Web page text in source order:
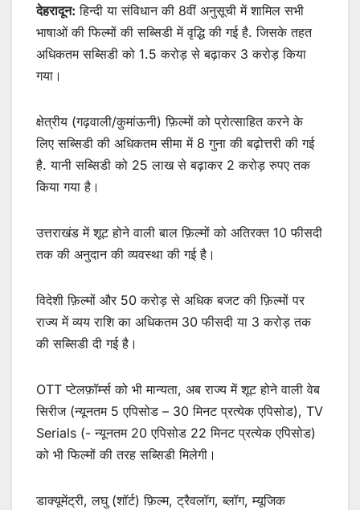
देहरादून: हिन्दी या संविधान की 8वीं अनुसूची में शामिल सभी
भाषाओं की फिल्मों की सब्सिडी में वृद्धि की गई है. जिसके तहत
अधिकतम सब्सिडी को 1.5 करोड़ से बढ़ाकर 3 करोड़ किया
गया।
क्षेत्रीय (गढ़वाली/कुमांऊनी) फ़िल्मों को प्रोत्साहित करने के
लिए सब्सिडी की अधिकतम सीमा में 8 गुना की बढ़ोत्तरी की गई
है. यानी सब्सिडी को 25 लाख से बढ़ाकर 2 करोड़ रुपए तक
किया गया है।
उत्तराखंड में शूट होने वाली बाल फ़िल्मों को अतिरक्त 10 फीसदी
तक की अनुदान की व्यवस्था की गई है।
विदेशी फ़िल्मों और 50 करोड़ से अधिक बजट की फ़िल्मों पर
राज्य में व्यय राशि का अधिकतम 30 फीसदी या 3 करोड़ तक
की सब्सिडी दी गई है।
OTT प्टेलफ़ॉर्म्स को भी मान्यता, अब राज्य में शूट होने वाली वेब
सिरीज (न्यूनतम 5 एपिसोड – 30 मिनट प्रत्येक एपिसोड), TV
Serials (- न्यूनतम 20 एपिसोड 22 मिनट प्रत्येक एपिसोड)
को भी फिल्मों की तरह सब्सिडी मिलेगी।
डाक्यूमेंट्री, लघु (शॉर्ट) फ़िल्म, ट्रैवलॉग, ब्लॉग, म्यूजिक